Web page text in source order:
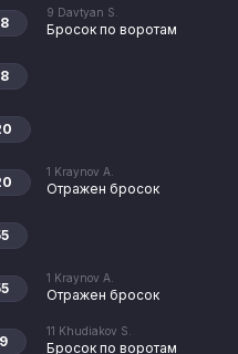
9 Davtyan S.
Бросок по воротам
1 Kraynov A.
Отражен бросок
1 Kraynov A.
Отражен бросок
11 Khudiakov S.
Бросок по воротам